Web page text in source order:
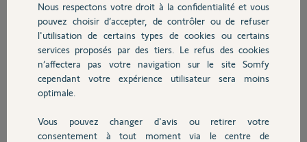
Chauffage
Autres produits
Devis avec un pro
Patrick
Merci,
Patrick
il y a environ un an
Participer au fil de discussion
Nous respectons votre droit à la confidentialité et vous
pouvez choisir d’accepter, de contrôler ou de refuser
l'utilisation de certains types de cookies ou certains
services proposés par des tiers. Le refus des cookies
n’affectera pas votre navigation sur le site Somfy
cependant votre expérience utilisateur sera moins
optimale.
Vous pouvez changer d'avis ou retirer votre
consentement à tout moment via le centre de